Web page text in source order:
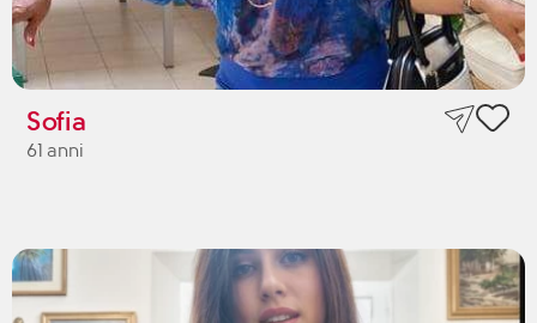
Sofia
61 anni